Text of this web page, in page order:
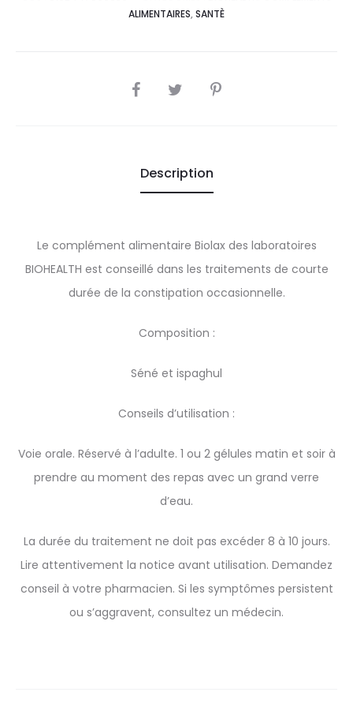
ALIMENTAIRES, SANTÈ
SHARE
Description
Le complément alimentaire Biolax des laboratoires
BIOHEALTH est conseillé dans les traitements de courte
durée de la constipation occasionnelle.
Composition :
Séné et ispaghul
Conseils d’utilisation :
Voie orale. Réservé à l’adulte. 1 ou 2 gélules matin et soir à
prendre au moment des repas avec un grand verre
d’eau.
La durée du traitement ne doit pas excéder 8 à 10 jours.
Lire attentivement la notice avant utilisation. Demandez
conseil à votre pharmacien. Si les symptômes persistent
ou s’aggravent, consultez un médecin.